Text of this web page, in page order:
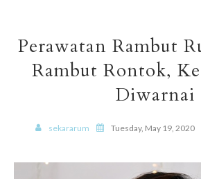
Perawatan Rambut
Rambut Rontok,
Diwarnai
sekararum Tuesday, May 19, 2020